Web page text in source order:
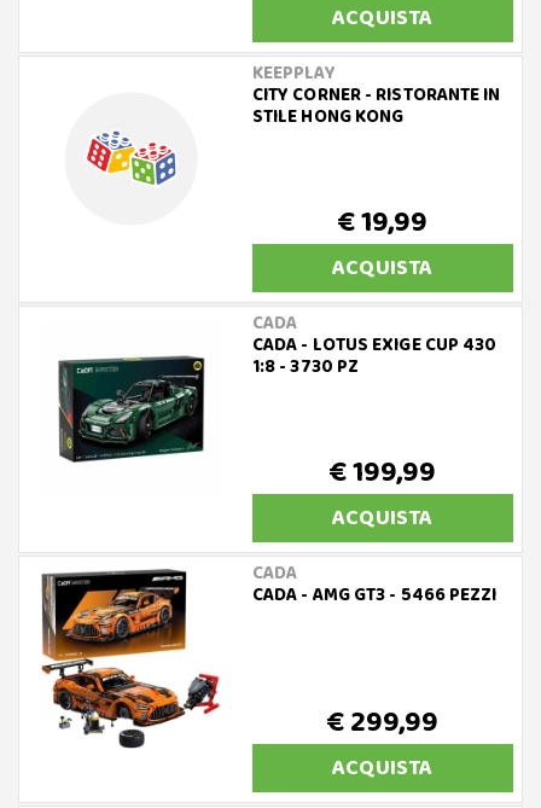
ACQUISTA
KEEPPLAY
CITY CORNER - RISTORANTE IN
STILE HONG KONG
€ 19,99
ACQUISTA
CADA
CADA - LOTUS EXIGE CUP 430
1:8 - 3730 PZ
€ 199,99
ACQUISTA
CADA
CADA - AMG GT3 - 5466 PEZZI
€ 299,99
ACQUISTA